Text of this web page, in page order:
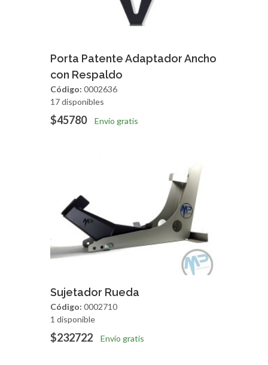
Agregar Vista Rapida
Porta Patente Adaptador Ancho
con Respaldo
Código: 0002636
17 disponibles
$45780 Envío gratis
Agregar
Sujetador Rueda
Código: 0002710
1 disponible
$232722 Envío gratis